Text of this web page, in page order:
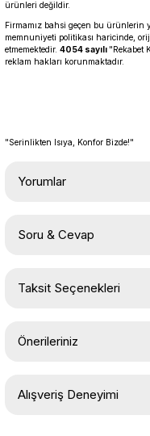
ürünleri değildir.
Firmamız bahsi geçen bu ürünlerin
memnuniyeti politikası haricinde,
etmemektedir. 4054 sayılı "Rekabet
reklam hakları korunmaktadır.
"Serinlikten Isıya, Konfor Bizde!"
Yorumlar
Soru & Cevap
Taksit Seçenekleri
Önerileriniz
konularda yetersiz
Alışveriş Deneyimi